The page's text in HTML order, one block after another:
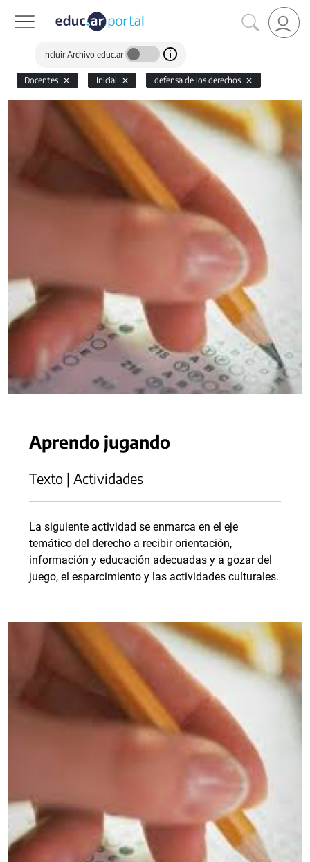
Incluir Archivo educ.ar
Docentes Inicial defensa de los derechos
Aprendo jugando
Texto | Actividades
La siguiente actividad se enmarca en el eje
temático del derecho a recibir orientación,
información y educación adecuadas y a gozar del
juego, el esparcimiento y las actividades culturales.